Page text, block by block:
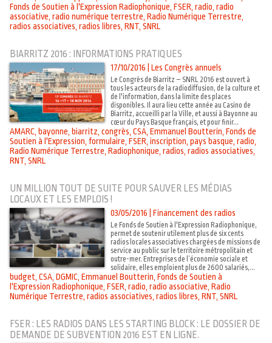
Fonds de Soutien à l'Expression Radiophonique FSER radio radio
associative radio numérique terrestre Radio Numérique Terrestre
radios associatives radios libres RNT SNRL
BIARRITZ 2016 : INFORMATIONS PRATIQUES
17/10/2016 |Les Congrès annuels
Le Congrès de Biarritz – SNRL 2016 est ouvert à
tous les acteurs de la radiodiffusion, de la culture et
de l'information, dans la limite des places
disponibles. Il aura lieu cette année au Casino de
Biarritz, accueilli par la Ville, et aussi à Bayonne au
cœur du Pays Basque français, et pour finir...
AMARC bayonne biarritz congrès CSA Emmanuel Boutterin Fonds de
Soutien à l'Expression formulaire FSER inscription pays basque radio
Radio Numérique Terrestre Radiophonique radios radios associatives
RNT SNRL
UN MILLION TOUT DE SUITE POUR SAUVER LES MÉDIAS
LOCAUX ET LES EMPLOIS !
03/05/2016 |Financement des radios
Le Fonds de Soutien à l'Expression Radiophonique,
permet de soutenir utilement plus de six cents
radios locales associatives chargées de missions de
service au public sur le territoire métropolitain et
outre-mer. Entreprises de l’économie sociale et
solidaire, elles emploient plus de 2600 salariés,...
budget CSA DGMIC Emmanuel Boutterin Fonds de Soutien à
l'Expression Radiophonique FSER radio radio associative Radio
Numérique Terrestre radios associatives radios libres RNT SNRL
FSER : LES RADIOS DANS LES STARTING BLOCK : LE DOSSIER DE
DEMANDE DE SUBVENTION 2016 EST EN LIGNE.